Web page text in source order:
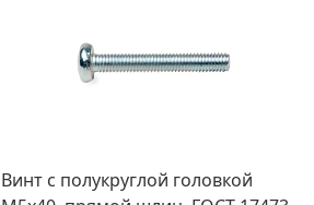
Винт с полукруглой головкой